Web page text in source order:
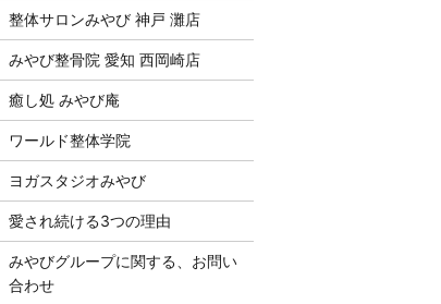
整体サロンみやび 神戸 灘店
みやび整骨院 愛知 西岡崎店
癒し処 みやび庵
ワールド整体学院
ヨガスタジオみやび
愛され続ける3つの理由
みやびグループに関する、お問い
合わせ